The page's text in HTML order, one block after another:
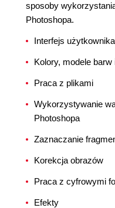
sposoby
Photoshopa.
Interfejs użytkownika
Kolory, modele
Praca z plikami
Wykorzystywanie
Photoshopa
Zaznaczanie
Korekcja obrazów
Praca z cyfrowymi
Efekty